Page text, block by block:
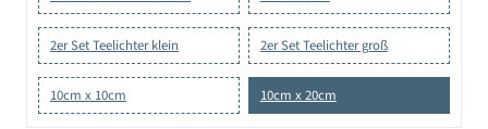
2er Set Teelichter klein 2er Set Teelichter groß
10cm x 10cm 10cm x 20cm